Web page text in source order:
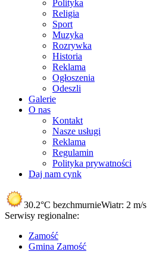
Polityka
Religia
Sport
Muzyka
Rozrywka
Historia
Reklama
Ogłoszenia
Odeszli
Galerie
O nas
Kontakt
Nasze usługi
Reklama
Regulamin
Polityka prywatności
Daj nam cynk
30.2°C bezchmurnieWiatr: 2 m/s
Serwisy regionalne:
Zamość
Gmina Zamość